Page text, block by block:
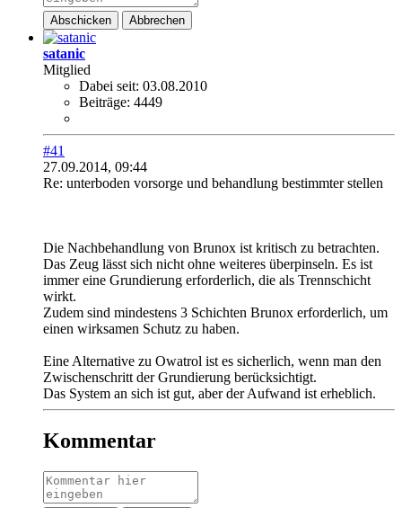
Abschicken Abbrechen
satanic
Mitglied
Dabei seit: 03.08.2010
Beiträge: 4449
#41
27.09.2014, 09:44
Re: unterboden vorsorge und behandlung bestimmter stellen
Die Nachbehandlung von Brunox ist kritisch zu betrachten.
Das Zeug lässt sich nicht ohne weiteres überpinseln. Es ist
immer eine Grundierung erforderlich, die als Trennschicht
wirkt.
Zudem sind mindestens 3 Schichten Brunox erforderlich, um
einen wirksamen Schutz zu haben.
Eine Alternative zu Owatrol ist es sicherlich, wenn man den
Zwischenschritt der Grundierung berücksichtigt.
Das System an sich ist gut, aber der Aufwand ist erheblich.
Kommentar